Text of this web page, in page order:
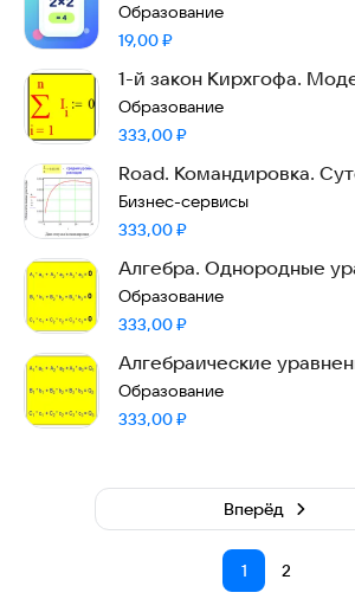
Образование
Цена:
19,00₽
1-й закон Кирхгофа.
токов.
Образование
Цена:
333,00₽
Road. Командировка.
Бизнес-сервисы
Цена:
333,00₽
Алгебра. Однородные
Системы. Расчёт.
Образование
Цена:
333,00₽
Алгебраические
Расчёт.
Образование
Цена:
333,00₽
1 2
Вперёд